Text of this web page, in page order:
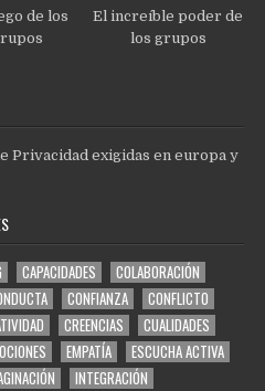
de los
El increíble poder de
los grupos
Privacidad exigidas en europa y
CAPACIDADES
COLABORACIÓN
CONFIANZA
CONFLICTO
CREENCIAS
CUALIDADES
EMPATÍA
ESCUCHA ACTIVA
INTEGRACIÓN